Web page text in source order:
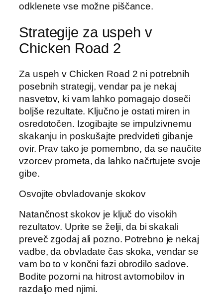
odklenete vse možne piščance.
Strategije za uspeh v
Chicken Road 2
Za uspeh v Chicken Road 2 ni potrebnih
posebnih strategij, vendar pa je nekaj
nasvetov, ki vam lahko pomagajo doseči
boljše rezultate. Ključno je ostati miren in
osredotočen. Izogibajte se impulzivnemu
skakanju in poskušajte predvideti gibanje
ovir. Prav tako je pomembno, da se naučite
vzorcev prometa, da lahko načrtujete svoje
gibe.
Osvojite obvladovanje skokov
Natančnost skokov je ključ do visokih
rezultatov. Uprite se želji, da bi skakali
preveč zgodaj ali pozno. Potrebno je nekaj
vadbe, da obvladate čas skoka, vendar se
vam bo to v končni fazi obrodilo sadove.
Bodite pozorni na hitrost avtomobilov in
razdaljo med njimi.